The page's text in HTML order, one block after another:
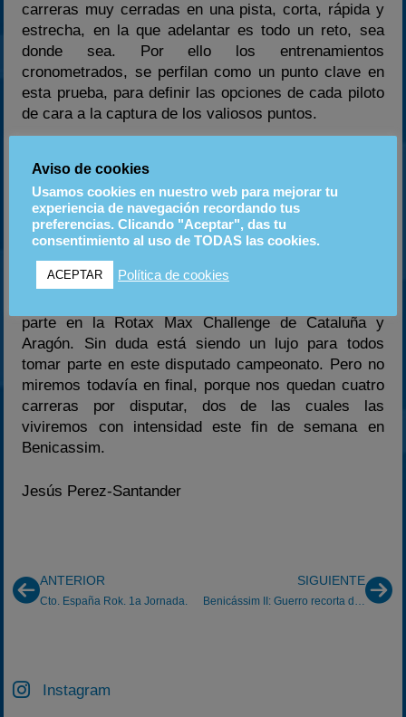
carreras muy cerradas en una pista, corta, rápida y
estrecha, en la que adelantar es todo un reto, sea
donde sea. Por ello los entrenamientos
cronometrados, se perfilan como un punto clave en
esta prueba, para definir las opciones de cada piloto
de cara a la captura de los valiosos puntos.
Busquen, comparen, y si encuentran una
mejor, corranla
La temporada ya se acerca a su fin, y casi podemos
tocar la recta final de la histórica temporada del 2005
parte en la Rotax Max Challenge de Cataluña y
Aragón. Sin duda está siendo un lujo para todos
tomar parte en este disputado campeonato. Pero no
miremos todavía en final, porque nos quedan cuatro
carreras por disputar, dos de las cuales las
viviremos con intensidad este fin de semana en
Benicassim.
Jesús Perez-Santander
ANTERIOR
Cto. España Rok. 1a Jornada.
SIGUIENTE
Instagram
Aviso de cookies
Usamos cookies en nuestro web para mejorar tu
experiencia de navegación recordando tus
preferencias. Clicando "Aceptar", das tu
consentimiento al uso de TODAS las cookies.
ACEPTAR Política de cookies